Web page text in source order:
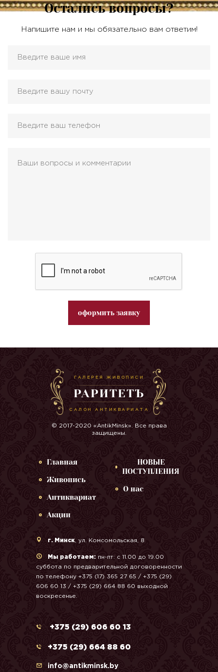
Остались вопросы?
Напишите нам и мы обязательно вам ответим!
оформить заявку
ГАЛЕРЕЯ ЖИВОПИСИ
РАРИТЕТЪ
САЛОН АНТИКВАРИАТА
© 2017-2020 «AntikMinsk». Все права
защищены.
Главная
Живопись
Антиквариат
Акции
НОВЫЕ
ПОСТУПЛЕНИЯ
О нас
г. Минск , ул. Комсомольская, 8
Мы работаем: пн-пт: с 11.00 до 19.00
суббота по предварительной договоренности
по телефону +375 (17) 365 27 65 / +375 (29)
606 60 13 / +375 (29) 664 88 60 выходной
воскресенье.
+375 (29) 606 60 13
+375 (29) 664 88 60
info@antikminsk.by